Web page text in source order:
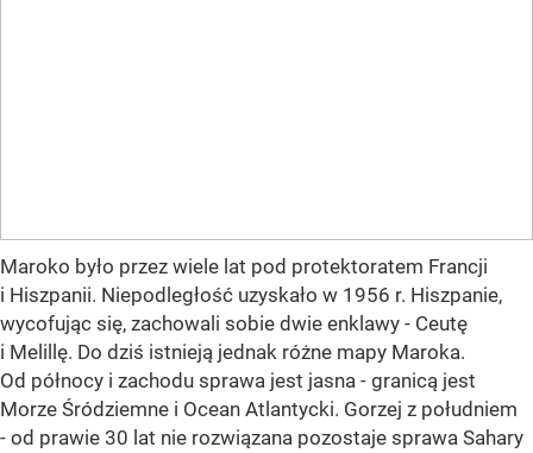
Maroko było przez wiele lat pod protektoratem Francji
i Hiszpanii. Niepodległość uzyskało w 1956 r. Hiszpanie,
wycofując się, zachowali sobie dwie enklawy - Ceutę
i Melillę. Do dziś istnieją jednak różne mapy Maroka.
Od północy i zachodu sprawa jest jasna - granicą jest
Morze Śródziemne i Ocean Atlantycki. Gorzej z południem
- od prawie 30 lat nie rozwiązana pozostaje sprawa Sahary